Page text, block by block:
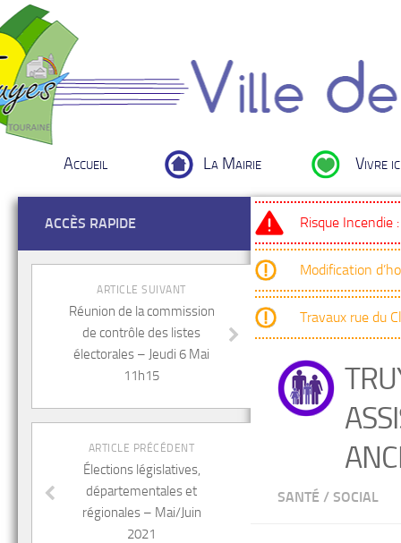
Accueil La Mairie Vivre
Risque Incendie
Modification
Travaux rue du
SANTÉ / SOCIAL
ACCÈS RAPIDE
ARTICLE SUIVANT
Réunion de la commission
de contrôle des listes
électorales – Jeudi 6 Mai
11h15
ARTICLE PRÉCÉDENT
Élections législatives,
départementales et
régionales – Mai/Juin
2021